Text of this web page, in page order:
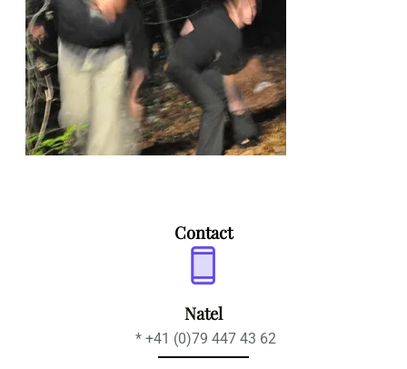
Contact
Natel
* +41 (0)79 447 43 62